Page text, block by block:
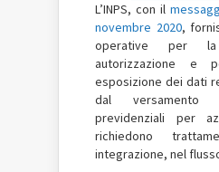
L’INPS, con il
novembre 2020,
operative per
autorizzazione e
esposizione dei dati
dal versamento
previdenziali per
richiedono
integrazione, nel